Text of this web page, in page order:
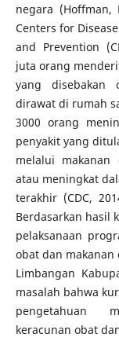
negara (Hoffman,
Centers for
and Prevention
juta orang
yang disebakan
dirawat di rumah
3000 orang
penyakit yang
melalui
atau meningkat
terakhir (CDC,
Berdasarkan hasil
pelaksanaan
obat dan makanan
Limbangan
masalah bahwa
pengetahuan
keracunan obat